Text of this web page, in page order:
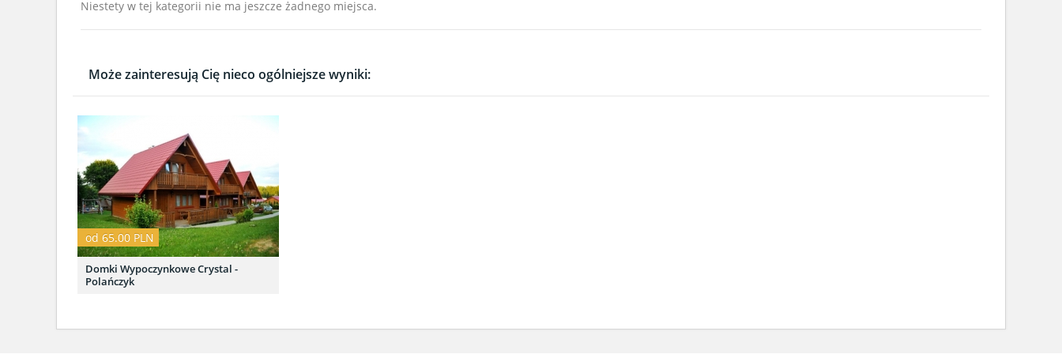
Niestety w tej kategorii nie ma jeszcze żadnego miejsca.
Może zainteresują Cię nieco ogólniejsze wyniki:
od 65.00 PLN
Domki Wypoczynkowe Crystal -
Polańczyk